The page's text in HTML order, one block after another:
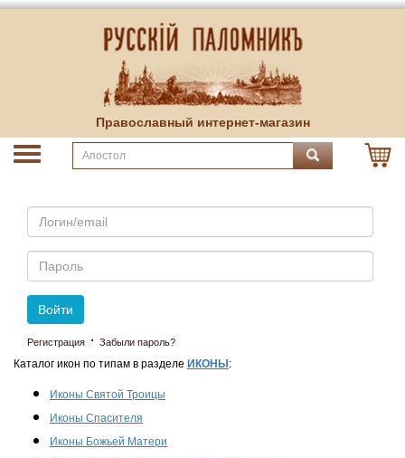
Православный интернет-магазин
Email
Пароль
Войти
Регистрация · Забыли пароль?
Каталог икон по типам в разделе ИКОНЫ :
Иконы Святой Троицы
Иконы Спасителя
Иконы Божьей Матери